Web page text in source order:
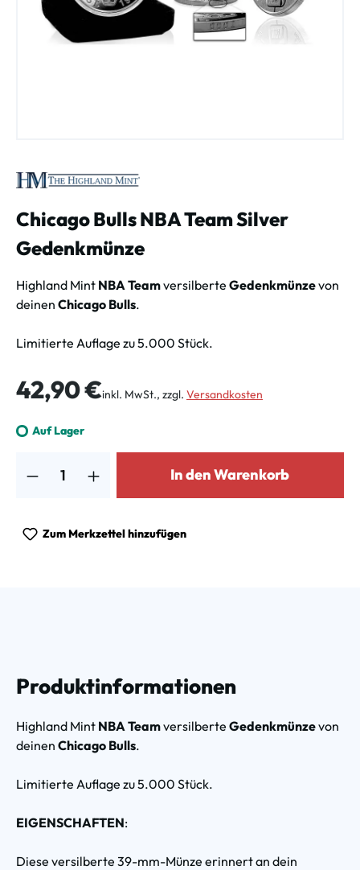
Chicago Bulls NBA Team Silver
Gedenkmünze
Highland Mint NBA Teamversilberte Gedenkmünzevon
deinen Chicago Bulls.
Limitierte Auflage zu 5.000 Stück.
Regulärer Preis:
42,90 €inkl. MwSt., zzgl. Versandkosten
Auf Lager
In den Warenkorb
Zum Merkzettel hinzufügen
Produktinformationen
Highland Mint NBA Teamversilberte Gedenkmünzevon
deinen Chicago Bulls.
Limitierte Auflage zu 5.000 Stück.
EIGENSCHAFTEN:
Diese versilberte 39-mm-Münze erinnert an dein